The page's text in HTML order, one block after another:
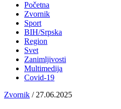
Početna
Zvornik
Sport
BIH/Srpska
Region
Svet
Zanimljivosti
Multimedija
Covid-19
Zvornik / 27.06.2025